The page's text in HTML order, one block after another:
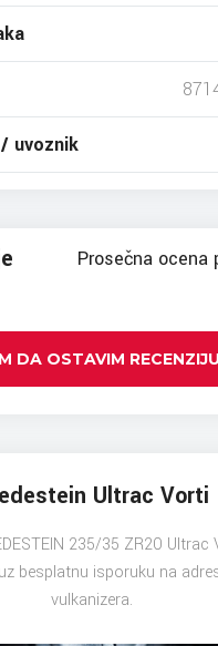
uvoznik
Prosečna ocena
DA OSTAVIM RECENZIJU
Ultrac Vorti
235/35 ZR20 Ultrac
besplatnu isporuku na
vulkanizera.